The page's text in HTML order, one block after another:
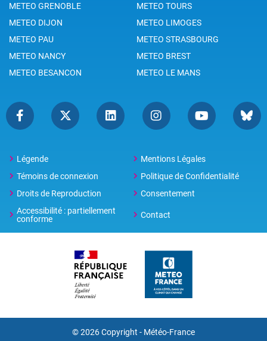
METEO GRENOBLE
METEO TOURS
METEO DIJON
METEO LIMOGES
METEO PAU
METEO STRASBOURG
METEO NANCY
METEO BREST
METEO BESANCON
METEO LE MANS
Légende
Mentions Légales
Témoins de connexion
Politique de Confidentialité
Droits de Reproduction
Consentement
Accessibilité : partiellement
conforme
Contact
© 2026 Copyright - Météo-France